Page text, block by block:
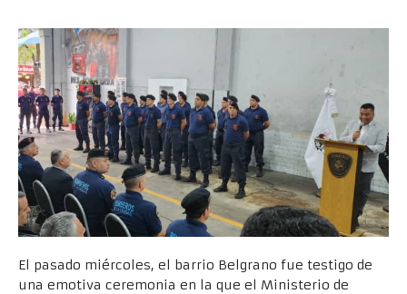
El pasado miércoles, el barrio Belgrano fue testigo de
una emotiva ceremonia en la que el Ministerio de